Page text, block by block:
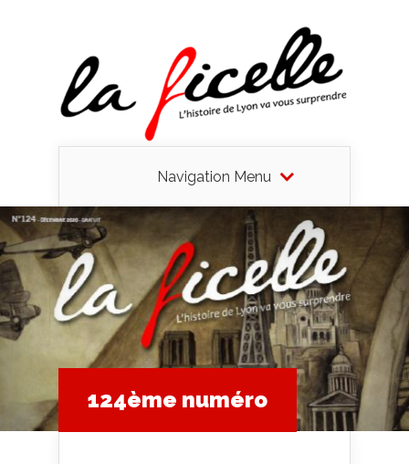
Navigation Menu
124ème numéro